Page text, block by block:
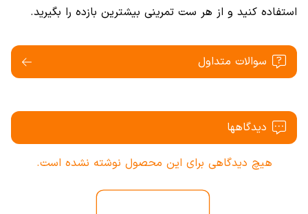
استفاده کنید و از هر ست تمرینی بیشترین بازده را بگیرید.
سوالات متداول
دیدگاهها
هیچ دیدگاهی برای این محصول نوشته نشده است.